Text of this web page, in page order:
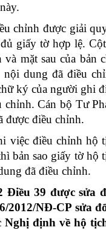
được giải
giấy tờ hợp lệ.
mặt sau của bản
dung đã điều
ký của người ghi
chỉnh. Cán bộ Tư
được điều chỉnh.
điều chỉnh hộ
bản sao giấy tờ hộ
đã điều chỉnh.
39 được sửa
2012/NĐ-CP sửa
Nghị định về hộ